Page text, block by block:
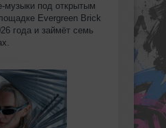
музыки под открытым
Evergreen Brick
года и займёт семь